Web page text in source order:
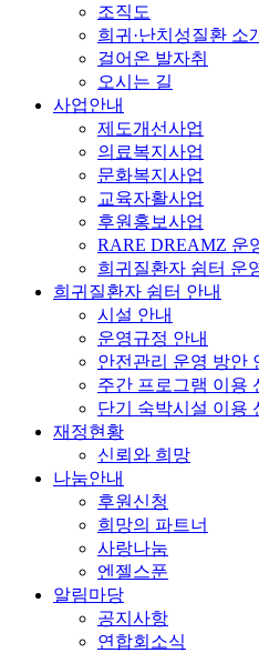
조직도
희귀·난치성질환 소
걸어온 발자취
오시는 길
사업안내
제도개선사업
의료복지사업
문화복지사업
교육자활사업
후원홍보사업
RARE DREAMZ 운
희귀질환자 쉼터 운
희귀질환자 쉼터 안내
시설 안내
운영규정 안내
안전관리 운영 방안
주간 프로그램 이용
단기 숙박시설 이용
재정현황
신뢰와 희망
나눔안내
후원신청
희망의 파트너
사랑나눔
엔젤스푼
알림마당
공지사항
연합회소식